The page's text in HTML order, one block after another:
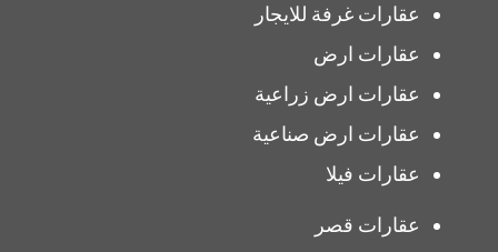
عقارات غرفة للايجار
عقارات ارض
عقارات ارض زراعية
عقارات ارض صناعية
عقارات فيلا
عقارات قصر